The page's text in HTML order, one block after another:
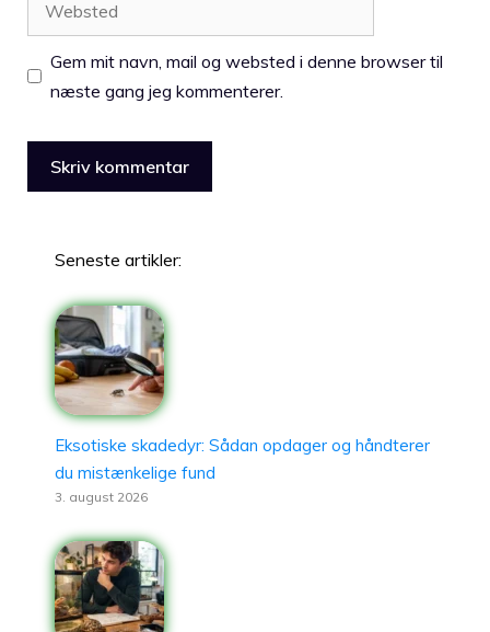
Gem mit navn, mail og websted i denne browser til
næste gang jeg kommenterer.
Seneste artikler:
Eksotiske skadedyr: Sådan opdager og håndterer
du mistænkelige fund
3. august 2026